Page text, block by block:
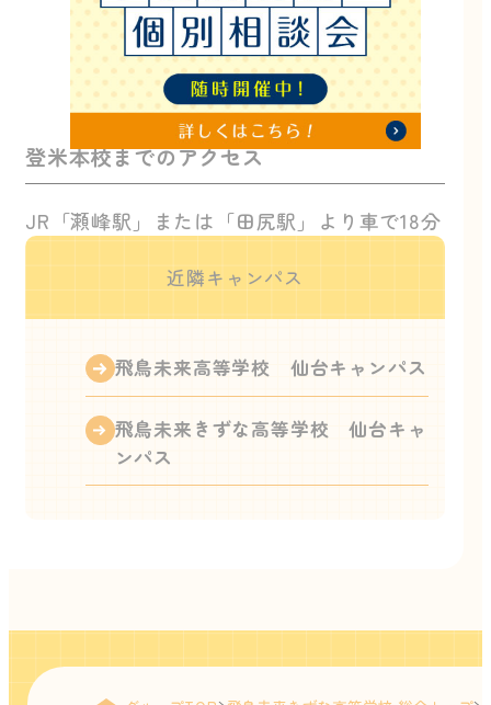
登米本校までのアクセス
JR「瀬峰駅」または「田尻駅」より車で18分
近隣キャンパス
飛鳥未来高等学校 仙台キャンパス
飛鳥未来きずな高等学校 仙台キャ
ンパス